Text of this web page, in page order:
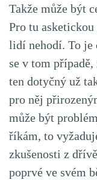
Takže může být
Pro tu asketickou
lidí nehodí. To je
se v tom
ten dotyčný už
pro něj
může být
říkám, to
zkušenosti z
poprvé ve svém